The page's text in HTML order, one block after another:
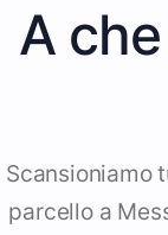
A
Scansioniamo
parcello a